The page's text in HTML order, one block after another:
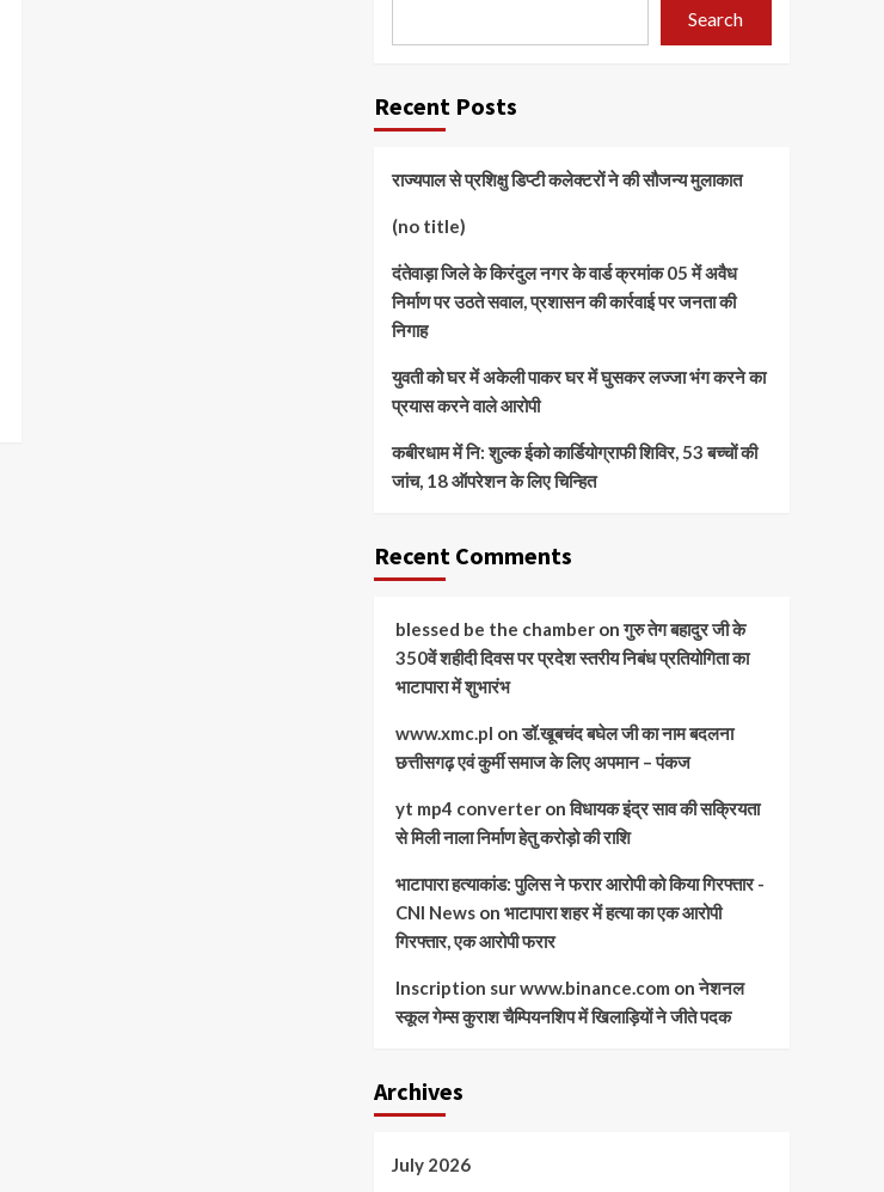
Search
Recent Posts
राज्यपाल से प्रशिक्षु डिप्टी कलेक्टरों ने की सौजन्य मुलाकात
(no title)
दंतेवाड़ा जिले के किरंदुल नगर के वार्ड क्रमांक 05 में अवैध
निर्माण पर उठते सवाल, प्रशासन की कार्रवाई पर जनता की
निगाह
युवती को घर में अकेली पाकर घर में घुसकर लज्जा भंग करने का
प्रयास करने वाले आरोपी
कबीरधाम में नि: शुल्क ईको कार्डियोग्राफी शिविर, 53 बच्चों की
जांच, 18 ऑपरेशन के लिए चिन्हित
Recent Comments
blessed be the chamberonगुरु तेग बहादुर जी के
350वें शहीदी दिवस पर प्रदेश स्तरीय निबंध प्रतियोगिता का
भाटापारा में शुभारंभ
www.xmc.pl onडॉ.खूबचंद बघेल जी का नाम बदलना
छत्तीसगढ़ एवं कुर्मी समाज के लिए अपमान – पंकज
yt mp4 converteronविधायक इंद्र साव की सक्रियता
से मिली नाला निर्माण हेतु करोड़ो की राशि
भाटापारा हत्याकांड: पुलिस ने फरार आरोपी को किया गिरफ्तार -
CNI Newson भाटापारा शहर में हत्या का एक आरोपी
गिरफ्तार, एक आरोपी फरार
Inscription sur www.binance.com onनेशनल
स्कूल गेम्स कुराश चैम्पियनशिप में खिलाड़ियों ने जीते पदक
Archives
July 2026